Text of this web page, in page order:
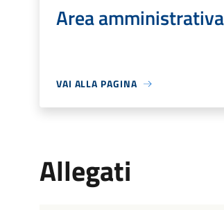
Area amministrativa
VAI ALLA PAGINA
Allegati